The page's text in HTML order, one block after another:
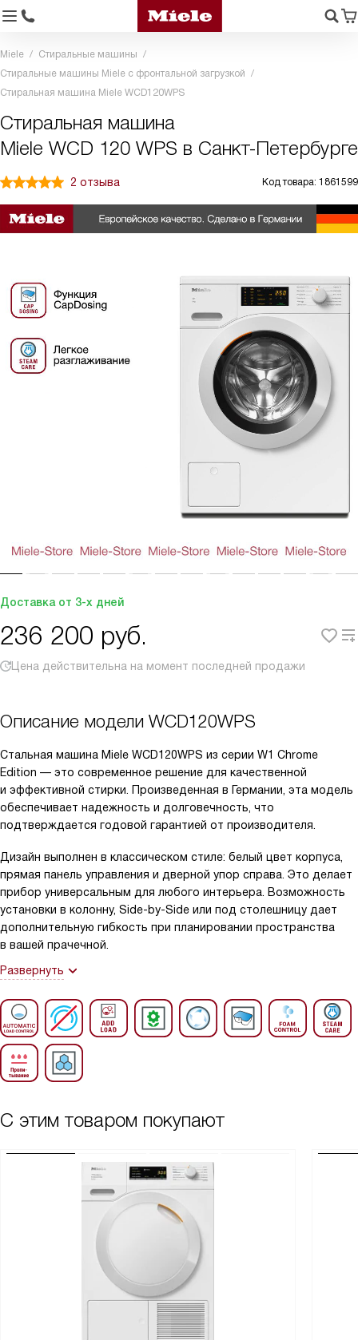
Miele
Стиральные машины
Стиральные машины Miele с фронтальной загрузкой
Стиральная машина Miele WCD120WPS
Стиральная машина
Miele WCD 120 WPS в Санкт-Петербурге
2 отзыва Код товара: 1861599
Доставка от 3-х дней
236 200 руб.
Цена действительна на момент последней продажи
Описание модели WCD120WPS
Стальная машина Miele WCD120WPS из серии W1 Chrome
Edition — это современное решение для качественной
и эффективной стирки. Произведенная в Германии, эта модель
обеспечивает надежность и долговечность, что
подтверждается годовой гарантией от производителя.
Дизайн выполнен в классическом стиле: белый цвет корпуса,
прямая панель управления и дверной упор справа. Это делает
прибор универсальным для любого интерьера. Возможность
установки в колонну, Side-by-Side или под столешницу дает
дополнительную гибкость при планировании пространства
в вашей прачечной.
Развернуть
С этим товаром покупают